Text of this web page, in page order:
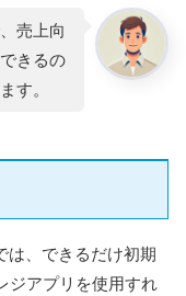
売上向
きるの
す。
は、できるだけ初期
ジアプリを使用すれ